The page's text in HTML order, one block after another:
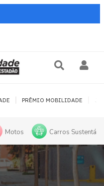
PRÊMIO MOBILIDADE
Motos Carros